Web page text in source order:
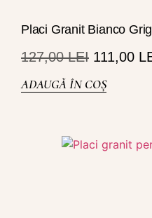
Placi Granit Bianco
127,00LEI 111,00
ADAUGĂ ÎN COȘ